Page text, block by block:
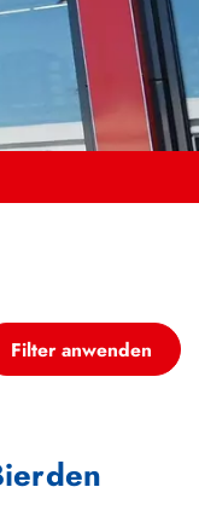
Filter anwenden